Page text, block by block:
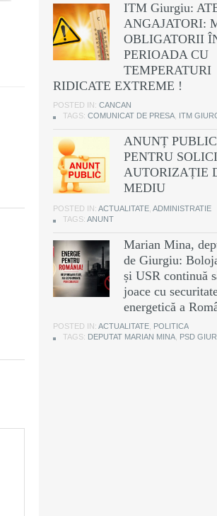
ITM Giurgiu:
ANGAJATORI:
OBLIGATORII
PERIOADA CU
TEMPERATURI
RIDICATE EXTREME !
POSTED IN: CANCAN
TAGS: COMUNICAT DE PRESA ITM
ANUNȚ PUBLIC
PENTRU
AUTORIZAȚIE
MEDIU
POSTED IN: ACTUALITATE ADMINISTRATIE
TAGS: ANUNT
Marian Mina,
de Giurgiu:
și USR continuă
joace cu
energetică a
POSTED IN: ACTUALITATE POLITICA
TAGS: DEPUTAT MARIAN MINA PSD